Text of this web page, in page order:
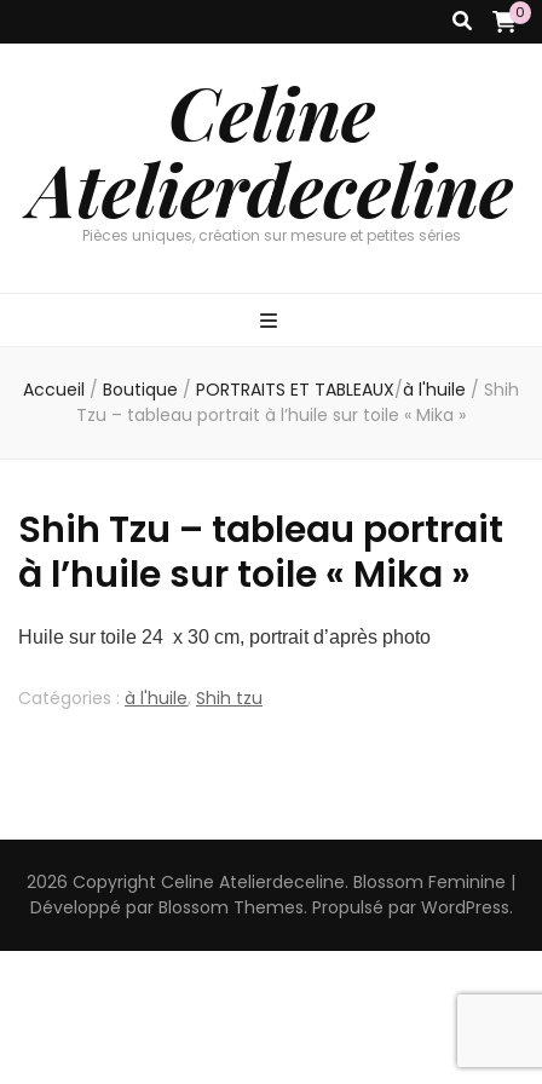
0
Celine
Atelierdeceline
Pièces uniques, création sur mesure et petites séries
Accueil / Boutique / PORTRAITS ET TABLEAUX/à l'huile / Shih
Tzu – tableau portrait à l’huile sur toile « Mika »
Shih Tzu – tableau portrait
à l’huile sur toile « Mika »
Huile sur toile 24 x 30 cm, portrait d’après photo
Catégories : à l'huile, Shih tzu
2026 Copyright Celine Atelierdeceline. Blossom Feminine |
Développé par Blossom Themes. Propulsé par WordPress.